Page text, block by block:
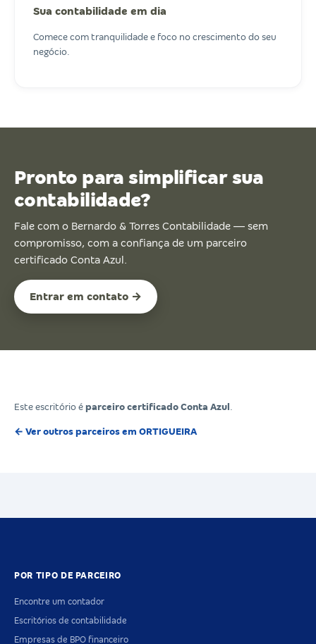
Sua contabilidade em dia
Comece com tranquilidade e foco no crescimento do seu
negócio.
Pronto para simplificar sua
contabilidade?
Fale com o Bernardo & Torres Contabilidade — sem
compromisso, com a confiança de um parceiro
certificado Conta Azul.
Entrar em contato →
Este escritório é parceiro certificado Conta Azul
← Ver outros parceiros em ORTIGUEIRA
POR TIPO DE PARCEIRO
Encontre um contador
Escritórios de contabilidade
Empresas de BPO financeiro